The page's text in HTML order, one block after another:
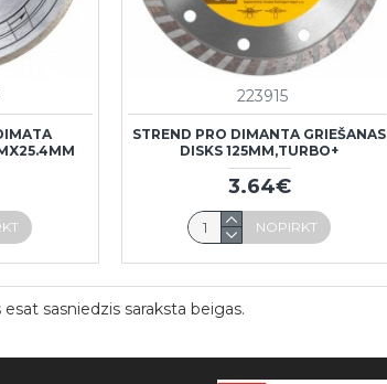
223915
STREND PRO DIMANTA GRIEŠANAS
DISKS 125MM,TURBO+
3.64€
NOPIRKT
esat sasniedzis saraksta beigas.